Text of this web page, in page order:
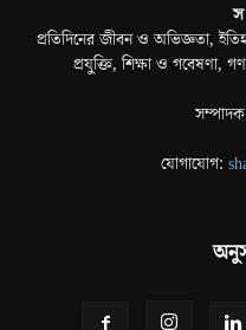
স
প্রতিদিনের জীবন ও অভিজ্ঞতা,
প্রযুক্তি, শিক্ষা ও গবেষণা,
যোগাযোগ: